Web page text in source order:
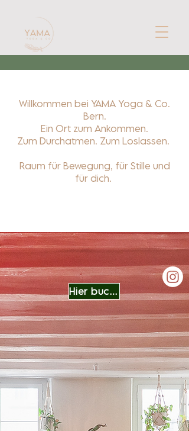
Willkommen bei YAMA Yoga & Co.
Bern.
Ein Ort zum Ankommen.
Zum Durchatmen. Zum Loslassen.
Raum für Bewegung, für Stille und
für dich.
Hier buchen